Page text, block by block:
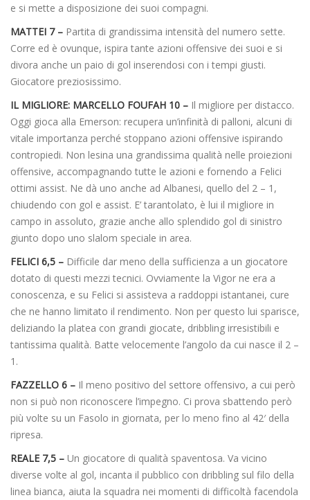
e si mette a disposizione dei suoi compagni.
MATTEI 7 – Partita di grandissima intensità del numero sette.
Corre ed è ovunque, ispira tante azioni offensive dei suoi e si
divora anche un paio di gol inserendosi con i tempi giusti.
Giocatore preziosissimo.
IL MIGLIORE: MARCELLO FOUFAH 10 – Il migliore per distacco.
Oggi gioca alla Emerson: recupera un’infinità di palloni, alcuni di
vitale importanza perché stoppano azioni offensive ispirando
contropiedi. Non lesina una grandissima qualità nelle proiezioni
offensive, accompagnando tutte le azioni e fornendo a Felici
ottimi assist. Ne dà uno anche ad Albanesi, quello del 2 – 1,
chiudendo con gol e assist. E’ tarantolato, è lui il migliore in
campo in assoluto, grazie anche allo splendido gol di sinistro
giunto dopo uno slalom speciale in area.
FELICI 6,5 – Difficile dar meno della sufficienza a un giocatore
dotato di questi mezzi tecnici. Ovviamente la Vigor ne era a
conoscenza, e su Felici si assisteva a raddoppi istantanei, cure
che ne hanno limitato il rendimento. Non per questo lui sparisce,
deliziando la platea con grandi giocate, dribbling irresistibili e
tantissima qualità. Batte velocemente l’angolo da cui nasce il 2 –
1.
FAZZELLO 6 – Il meno positivo del settore offensivo, a cui però
non si può non riconoscere l’impegno. Ci prova sbattendo però
più volte su un Fasolo in giornata, per lo meno fino al 42′ della
ripresa.
REALE 7,5 – Un giocatore di qualità spaventosa. Va vicino
diverse volte al gol, incanta il pubblico con dribbling sul filo della
linea bianca, aiuta la squadra nei momenti di difficoltà facendola